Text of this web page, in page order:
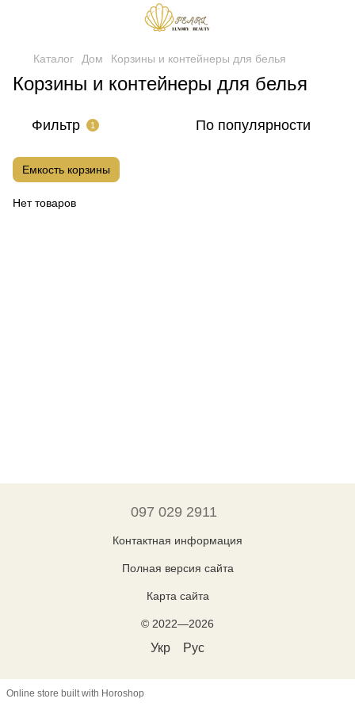
Каталог Дом Корзины и контейнеры для белья
Корзины и контейнеры для белья
Фильтр 1 По популярности
Емкость корзины
Нет товаров
097 029 2911
Контактная информация
Полная версия сайта
Карта сайта
© 2022—2026
Укр Рус
Online store built with Horoshop